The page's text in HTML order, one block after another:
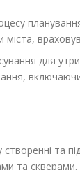
для
та
та скверами.